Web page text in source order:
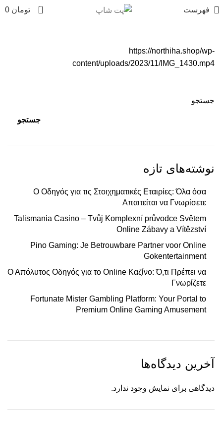
فهرست 0 تومان
https://northiha.shop/wp-
content/uploads/2023/11/IMG_1430.mp4
جستجو
جستجو
نوشته‌های تازه
Ο Οδηγός για τις Στοιχηματικές Εταιρίες: Όλα όσα
Απαιτείται να Γνωρίσετε
Talismania Casino – Tvůj Komplexní průvodce Světem
Online Zábavy a Vítězství
Pino Gaming: Je Betrouwbare Partner voor Online
Gokentertainment
Ο Απόλυτος Οδηγός για το Online Καζίνο: Ό,τι Πρέπει να
Γνωρίζετε
Fortunate Mister Gambling Platform: Your Portal to
Premium Online Gaming Amusement
آخرین دیدگاه‌ها
دیدگاهی برای نمایش وجود ندارد.